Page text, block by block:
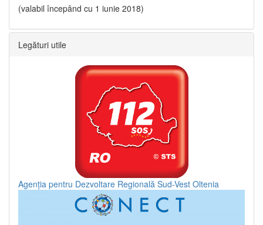
(valabil începând cu 1 iunie 2018)
Legături utile
Agenția pentru Dezvoltare Regională Sud-Vest Oltenia